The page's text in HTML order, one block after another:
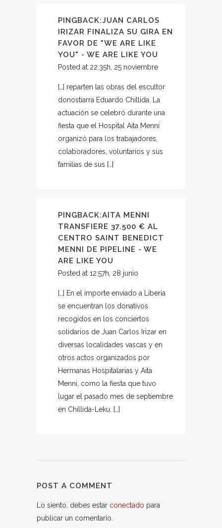
PINGBACK:JUAN CARLOS
IRIZAR FINALIZA SU GIRA EN
FAVOR DE "WE ARE LIKE
YOU" - WE ARE LIKE YOU
Posted at 22:35h, 25 noviembre
[…] reparten las obras del escultor
donostiarra Eduardo Chillida. La
actuación se celebró durante una
fiesta que el Hospital Aita Menni
organizó para los trabajadores,
colaboradores, voluntarios y sus
familias de sus […]
PINGBACK:AITA MENNI
TRANSFIERE 37.500 € AL
CENTRO SAINT BENEDICT
MENNI DE PIPELINE - WE
ARE LIKE YOU
Posted at 12:57h, 28 junio
[…] En el importe enviado a Liberia
se encuentran los donativos
recogidos en los conciertos
solidarios de Juan Carlos Irizar en
diversas localidades vascas y en
otros actos organizados por
Hermanas Hospitalarias y Aita
Menni, como la fiesta que tuvo
lugar el pasado mes de septiembre
en Chillida-Leku. […]
POST A COMMENT
Lo siento, debes estar conectado para
publicar un comentario.